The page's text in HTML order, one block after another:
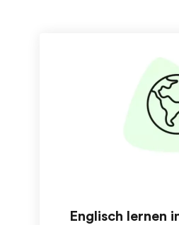
Englisch lernen